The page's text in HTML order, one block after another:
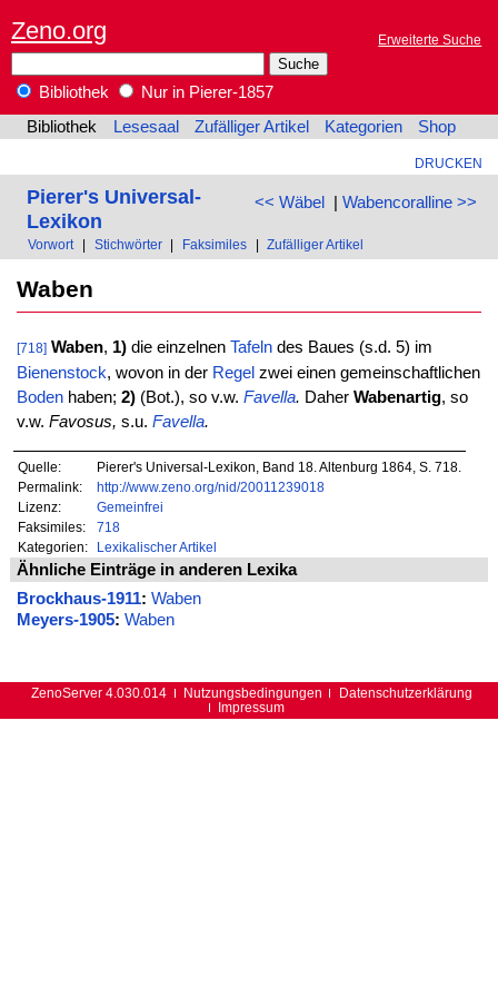
Zeno.org Erweiterte Suche
Bibliothek
Nur in Pierer-1857
Bibliothek
Lesesaal Zufälliger Artikel Kategorien Shop
DRUCKEN
<< Wäbel| Wabencoralline >>
Pierer's Universal-
Lexikon
Vorwort Stichwörter Faksimiles Zufälliger Artikel
Waben
[718] Waben, 1)die einzelnen Tafelndes Baues (s.d. 5) im
Bienenstock, wovon in der Regel zwei einen gemeinschaftlichen
Bodenhaben; 2)(Bot.), so v.w. Favella. Daher Wabenartig, so
v.w. Favosus, s.u. Favella.
Quelle:
Pierer's Universal-Lexikon, Band 18. Altenburg 1864, S. 718.
Permalink:
http://www.zeno.org/nid/20011239018
Lizenz:
Gemeinfrei
Faksimiles:
718
Kategorien:
Lexikalischer Artikel
Ähnliche Einträge in anderen Lexika
Brockhaus-1911: Waben
Meyers-1905: Waben
ZenoServer 4.030.014 Nutzungsbedingungen
Datenschutzerklärung
Impressum